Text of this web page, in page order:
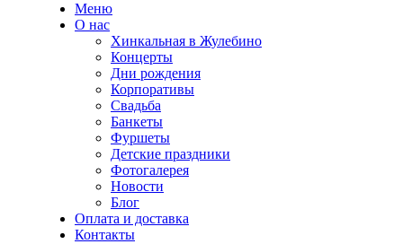
Меню
О нас
Хинкальная в Жулебино
Концерты
Дни рождения
Корпоративы
Свадьба
Банкеты
Фуршеты
Детские праздники
Фотогалерея
Новости
Блог
Оплата и доставка
Контакты